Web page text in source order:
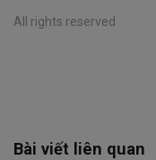
All rights reserved
Bài viết liên quan